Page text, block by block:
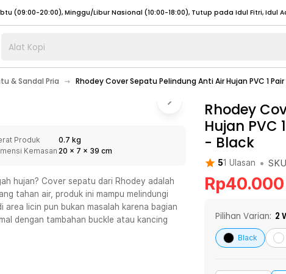
Jumat (07:00 - 20:00), Sabtu - Minggu (08:00 - 20:00), Tutup pada Idul Fitri
(08:00 - 20:00), Sabtu - Minggu/ Libur Nasional (08:00 - 17:00) Selengkapnya
(08:00 - 20:00), Sabtu - Minggu/ Libur Nasional (08:00 - 17:00) Selengkapnya
(09:00-20:00), Minggu/Libur Nasional (12:00-20:00), Tutup pada Idul Fitri
(09:00-20:00), Minggu/Libur Nasional (12:00-20:00), Tutup pada Idul Fitri
- Jumat (07:00 - 20:00), Sabtu - Minggu (08:00 - 20:00), Tutup pada Idul Fitri
(08:00 - 20:00), Sabtu - Minggu/ Libur Nasional (08:00 - 17:00) Selengkapnya
Alat Kopi
& Sandal Pria Rhodey Cover Sepatu Pelindung Anti Air Hujan PVC 1
Produk
0.7 kg
Kemasan 20 x 7 x 39 cm
hujan? Cover sepatu dari Rhodey adalah
tahan air, produk ini mampu melindungi
licin pun bukan masalah karena bagian
dengan tambahan buckle atau kancing
Rhodey
Hujan PVC
- Black
51 Ulasan • SKU
Rp40.000
Pilihan Varian: 2
Black